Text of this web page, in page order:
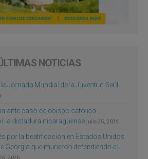
NOTICIAS
Jornada Mundial de la Juventud Seúl
ante caso de obispo católico
la dictadura nicaragüense julio 25, 2026
por la beatificación en Estados Unidos
Georgia que murieron defendiendo el